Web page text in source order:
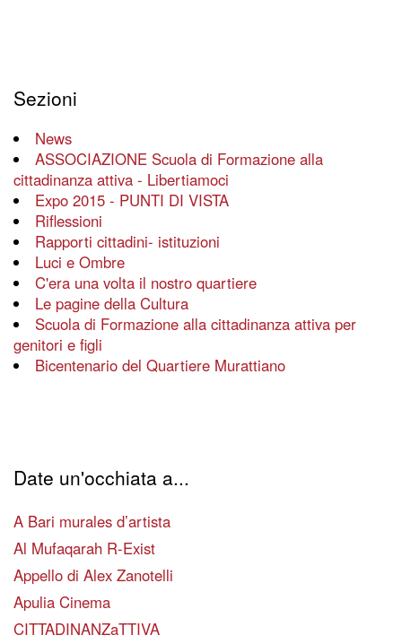
Sezioni
News
ASSOCIAZIONE Scuola di Formazione alla
cittadinanza attiva - Libertiamoci
Expo 2015 - PUNTI DI VISTA
Riflessioni
Rapporti cittadini- istituzioni
Luci e Ombre
C'era una volta il nostro quartiere
Le pagine della Cultura
Scuola di Formazione alla cittadinanza attiva per
genitori e figli
Bicentenario del Quartiere Murattiano
Date un'occhiata a...
A Bari murales d’artista
Al Mufaqarah R-Exist
Appello di Alex Zanotelli
Apulia Cinema
CITTADINANZaTTIVA